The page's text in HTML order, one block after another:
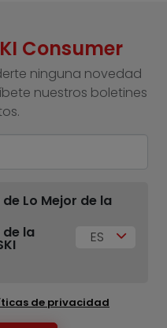
Consumer
ninguna novedad
nuestros boletines
Lo Mejor de la
la
ES
de privacidad